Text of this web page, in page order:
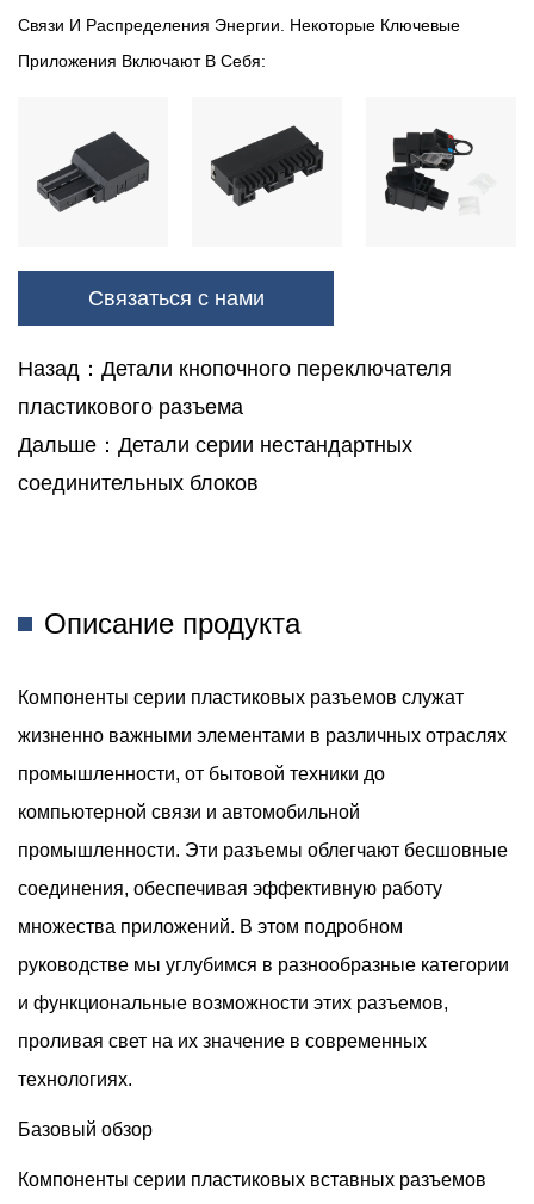
Связи И Распределения Энергии. Некоторые Ключевые
Приложения Включают В Себя:
Пластиковые Разъемы Обеспечивают Эффективную Подачу
Питания И Контроль, Повышая Функциональность И
Безопасность Бытовой Техники.
Облегчают Соединение Компонентов Настольных
Передачу Данных И Подключение Периферийных Устройств.
Автомобильные Системы. В Автомобильном Секторе
Надежная Связь Имеет Первостепенное Значение Для
Обеспечения Бесперебойной Работы Систем Автомобиля.
Освещением И Информационно-Развлекательные Системы.
Решение Для Распределения Энергии, Управления И
Передачи Данных В Машинах И Оборудовании.
Надежность, Универсальность И Производительность В
Различных Отраслях. От Бытовой Техники До
Автомобильных Систем — Эти Разъемы Играют Жизненно
Важную Роль В Обеспечении Бесперебойной Связи И
Распределения Энергии. Благодаря Широкому Спектру
Инновациям И Эффективности В Постоянно Развивающейся
Связаться с нами
Назад：Детали кнопочного переключателя
пластикового разъема
Дальше：Детали серии нестандартных
соединительных блоков
Описание продукта
Компоненты серии пластиковых разъемов служат
жизненно важными элементами в различных отраслях
промышленности, от бытовой техники до
компьютерной связи и автомобильной
промышленности. Эти разъемы облегчают бесшовные
соединения, обеспечивая эффективную работу
множества приложений. В этом подробном
руководстве мы углубимся в разнообразные категории
и функциональные возможности этих разъемов,
проливая свет на их значение в современных
технологиях.
Базовый обзор
Компоненты серии пластиковых вставных разъемов